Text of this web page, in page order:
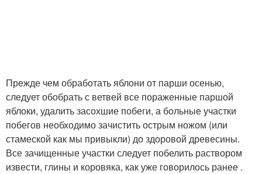
Прежде чем обработать яблони от парши осенью,
следует обобрать с ветвей все пораженные паршой
яблоки, удалить засохшие побеги, а больные участки
побегов необходимо зачистить острым ножом (или
стамеской как мы привыкли) до здоровой древесины.
Все зачищенные участки следует побелить раствором
извести, глины и коровяка, как уже говорилось ранее .